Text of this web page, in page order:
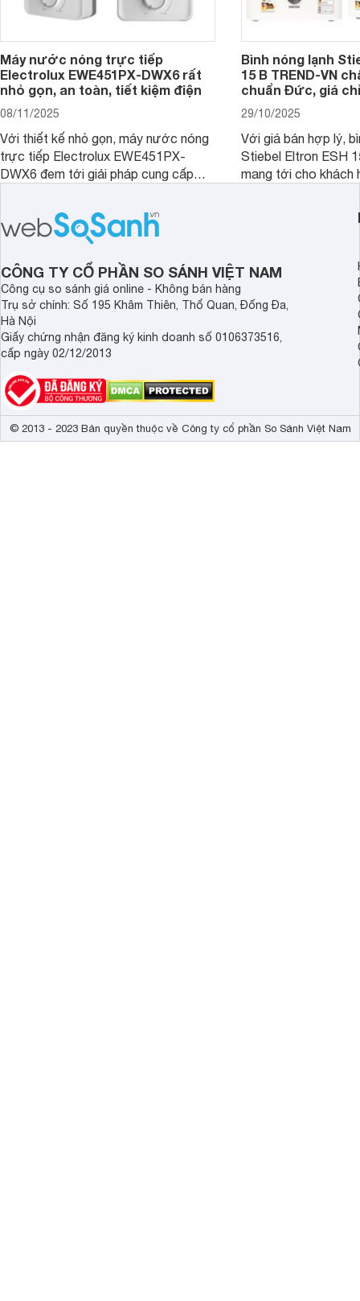
Máy nước nóng trực tiếp
Electrolux EWE451PX-DWX6 rất
nhỏ gọn, an toàn, tiết kiệm điện
08/11/2025
Với thiết kế nhỏ gọn, máy nước nóng
trực tiếp Electrolux EWE451PX-
DWX6 đem tới giải pháp cung cấp
hiện đại, đặc biệt là các phòng tắm
có diện tích hạn chế.
Bình nóng lạnh
15 B TREND-VN
chuẩn Đức, giá
29/10/2025
Với giá bán hợp lý,
Stiebel Eltron ESH
mang tới cho khách
hợp lý đồng thời có
làm nước nóng rất
CÔNG TY CỔ PHẦN SO SÁNH VIỆT NAM
Công cụ so sánh giá online - Không bán hàng
Trụ sở chính: Số 195 Khâm Thiên, Thổ Quan, Đống Đa,
Hà Nội
Giấy chứng nhận đăng ký kinh doanh số 0106373516,
cấp ngày 02/12/2013
© 2013 - 2023 Bản quyền thuộc về Công ty cổ phần So Sánh Việt Nam